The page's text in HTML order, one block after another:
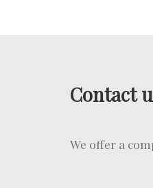
Contact
We offer a